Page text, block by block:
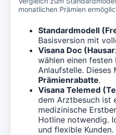
monatlichen Prämien
Standardmodell
Basisversion mit
Visana Doc
wählen einen
Anlaufstelle. Dieses
Prämienrabatte.
Visana Telemed
dem Arztbesuch ist
medizinische
Hotline notwendig.
und flexible Kunden.